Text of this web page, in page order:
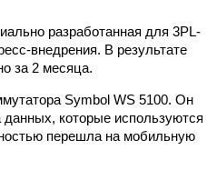
разработанная для 3PL-
внедрения. В результате
за 2 месяца.
Symbol WS 5100. Он
которые используются
перешла на мобильную